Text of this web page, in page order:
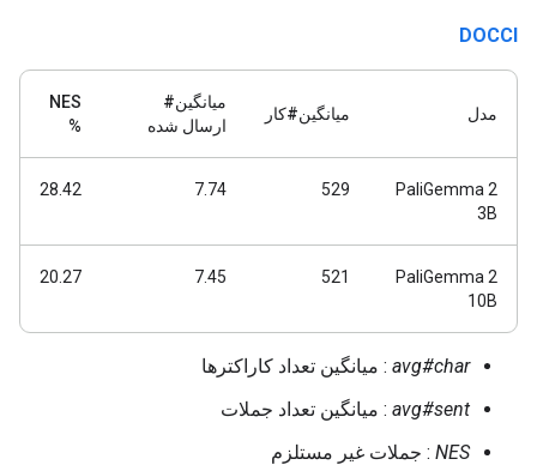
DOCCI
مدل میانگین#کار
میانگین#
ارسال شده
NES
%
PaliGemma 2
3B
529
7.74
28.42
PaliGemma 2
10B
521
7.45
20.27
avg#char : میانگین تعداد کاراکترها
avg#sent : میانگین تعداد جملات
NES : جملات غیر مستلزم